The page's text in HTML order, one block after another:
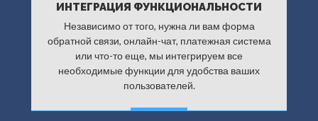
ИНТЕГРАЦИЯ ФУНКЦИОНАЛЬНОСТИ
Независимо от того, нужна ли вам форма
обратной связи, онлайн-чат, платежная система
или что-то еще, мы интегрируем все
необходимые функции для удобства ваших
пользователей.